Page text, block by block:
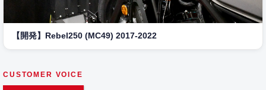
【開発】Rebel250 (MC49) 2017-2022
CUSTOMER VOICE